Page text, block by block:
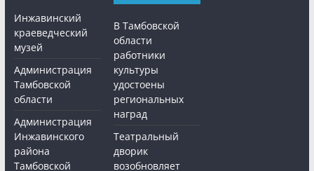
Инжавинский
краеведческий
музей
Администрация
Тамбовской
области
Администрация
Инжавинского
района
Тамбовской
В Тамбовской
области
работники
культуры
удостоены
региональных
наград
Театральный
дворик
возобновляет